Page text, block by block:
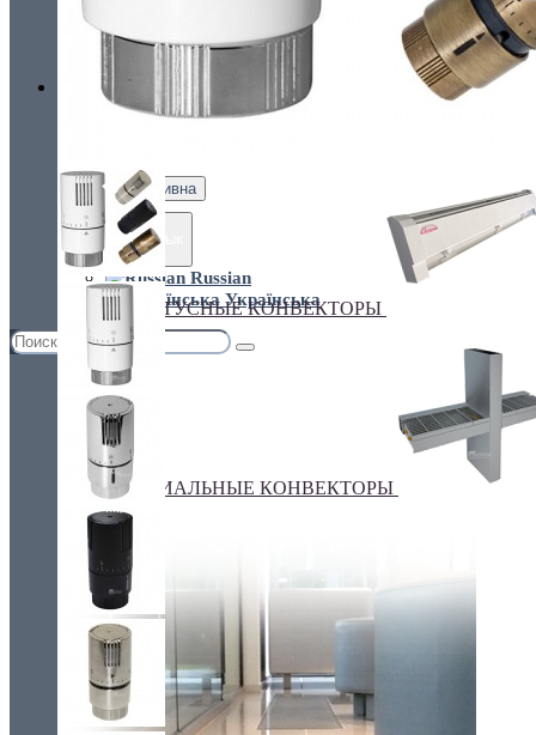
Украина, г.Киев. ул. Кирилловская,160А
Валюта
грн. Гривна
Язык
Russian
Українська
ПЛИНТУСНЫЕ КОНВЕКТОРЫ
СПЕЦИАЛЬНЫЕ КОНВЕКТОРЫ